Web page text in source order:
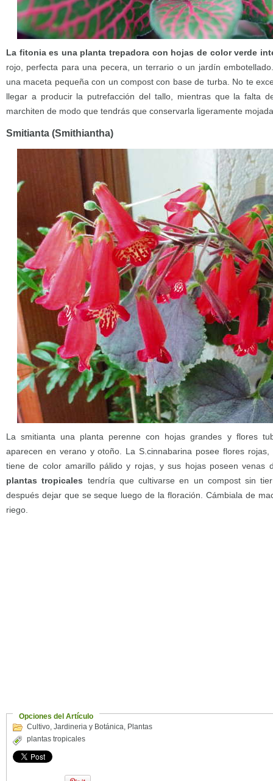
La fitonia es una planta trepadora con hojas de color verde
rojo, perfecta para una pecera, un terrario o un jardín
una maceta pequeña con un compost con base de turba. No te
llegar a producir la putrefacción del tallo, mientras que la falta
marchiten de modo que tendrás que conservarla ligeramente
Smitianta (Smithiantha)
La smitianta una planta perenne con hojas grandes y flores
aparecen en verano y otoño. La S.cinnabarina posee flores
tiene de color amarillo pálido y rojas, y sus hojas poseen venas
plantas tropicales tendría que cultivarse en un compost sin
después dejar que se seque luego de la floración. Cámbiala de
riego.
Opciones del Artículo
Cultivo, Jardineria y Botánica, Plantas
plantas tropicales